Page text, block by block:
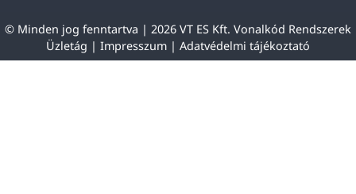
© Minden jog fenntartva | 2026 VT ES Kft. Vonalkód Rendszerek
Üzletág | Impresszum | Adatvédelmi tájékoztató